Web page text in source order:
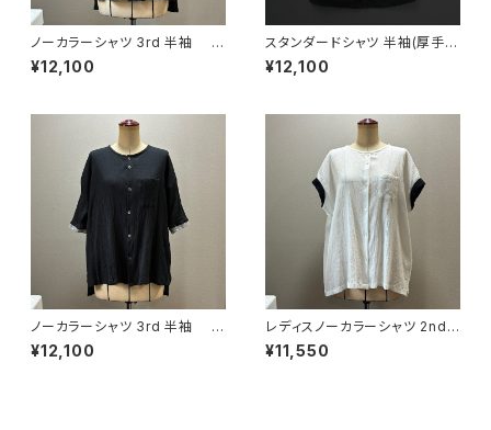
ノーカラーシャツ 3rd 半袖 黒
×黒
¥12,100
スタンダードシャツ 半袖(厚手綿
麻) 黒×羊
¥12,100
ノーカラーシャツ 3rd 半袖 黒
×灰
¥12,100
レディスノーカラーシャツ 2nd
ノースリーブ 白×黒
¥11,550